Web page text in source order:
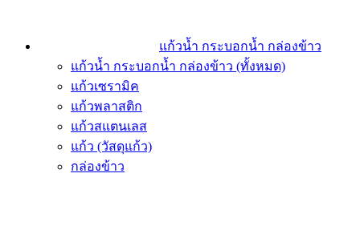
แก้วน้ำ กระบอกน้ำ กล่องข้าว
แก้วน้ำ กระบอกน้ำ กล่องข้าว (ทั้งหมด)
แก้วเซรามิค
แก้วพลาสติก
แก้วสแตนเลส
แก้ว (วัสดุแก้ว)
กล่องข้าว